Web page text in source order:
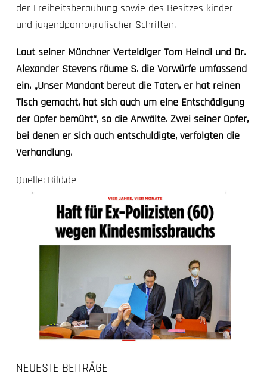
der Freiheitsberaubung sowie des Besitzes kinder-
und jugendpornografischer Schriften.
Laut seiner Münchner Verteidiger Tom Heindl und Dr.
Alexander Stevens räume S. die Vorwürfe umfassend
ein. „Unser Mandant bereut die Taten, er hat reinen
Tisch gemacht, hat sich auch um eine Entschädigung
der Opfer bemüht“, so die Anwälte. Zwei seiner Opfer,
bei denen er sich auch entschuldigte, verfolgten die
Verhandlung.
Quelle: Bild.de
NEUESTE BEITRÄGE